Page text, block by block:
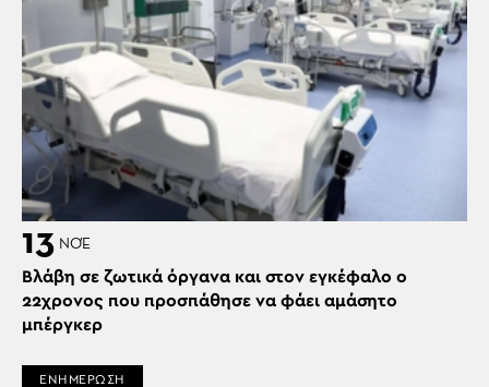
13 ΝΟΈ
Βλάβη σε ζωτικά όργανα και στον εγκέφαλο ο
22χρονος που προσπάθησε να φάει αμάσητο
μπέργκερ
ΕΝΗΜΕΡΩΣΗ